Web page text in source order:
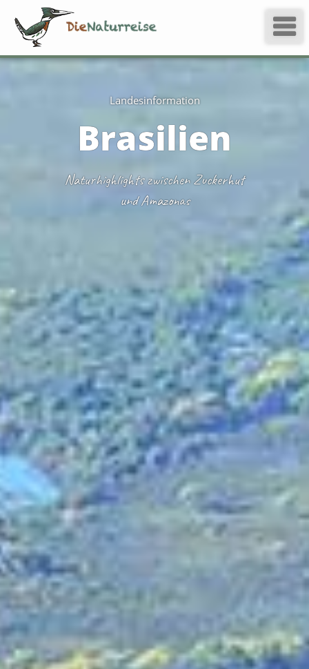
Landes­information
Brasilien
Naturhighlights zwischen Zuckerhut
und Amazonas